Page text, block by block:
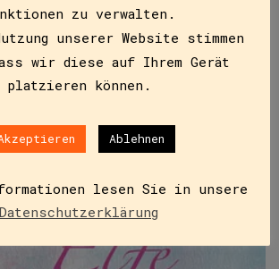
zu verwalten.
unserer Website stimmen
wir diese auf Ihrem Gerät
platzieren können.
Ablehnen
lesen Sie in unsere
Datenschutzerklärung